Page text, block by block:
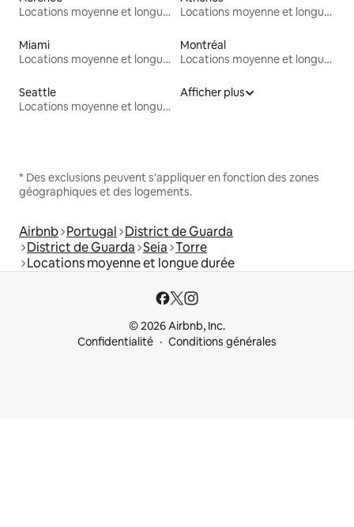
Locations moyenne et longue durée
Locations moyenne et longue durée
Miami
Locations moyenne et longue durée
Montréal
Locations moyenne et longue durée
Seattle
Locations moyenne et longue durée
Afficher plus
* Des exclusions peuvent s'appliquer en fonction des zones
géographiques et des logements.
Airbnb Portugal District de Guarda
District de Guarda Seia Torre
Locations moyenne et longue durée
© 2026 Airbnb, Inc.
Confidentialité
Conditions générales